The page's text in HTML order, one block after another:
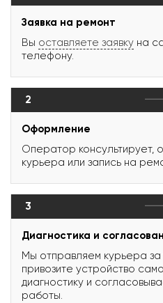
Заявка на ремонт
Вы оставляете заявку на
телефону.
2
Оформление
Оператор консультирует,
курьера или запись на
3
Диагностика и
Мы отправляем курьера
привозите устройство
диагностику и
работы.